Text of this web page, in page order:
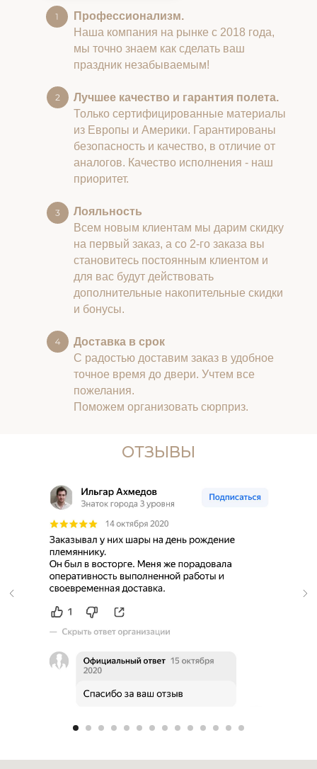
Профессионализм.
Наша компания на рынке с 2018 года,
мы точно знаем как сделать ваш
праздник незабываемым!
Лучшее качество и гарантия полета.
Только сертифицированные материалы
из Европы и Америки. Гарантированы
безопасность и качество, в отличие от
аналогов. Качество исполнения - наш
приоритет.
Лояльность
Всем новым клиентам мы дарим скидку
на первый заказ, а со 2-го заказа вы
становитесь постоянным клиентом и
для вас будут действовать
дополнительные накопительные скидки
и бонусы.
Доставка в срок
С радостью доставим заказ в удобное
точное время до двери. Учтем все
пожелания.
Поможем организовать сюрприз.
ОТЗЫВЫ